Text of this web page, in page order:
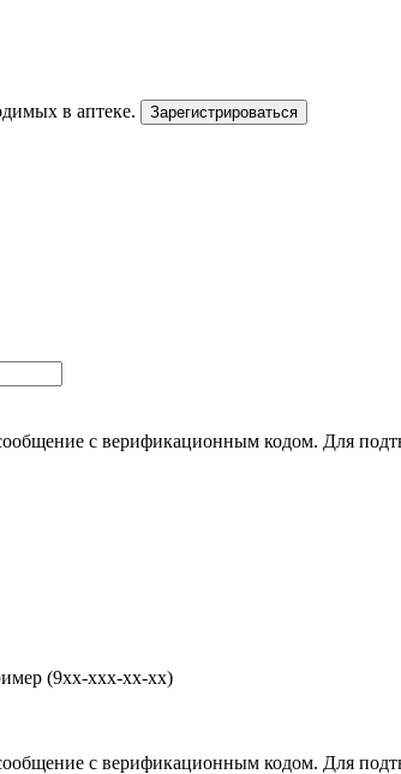
в аптеке. Зарегистрироваться
с верификационным кодом. Для
(9хх-ххх-хх-хх)
с верификационным кодом. Для